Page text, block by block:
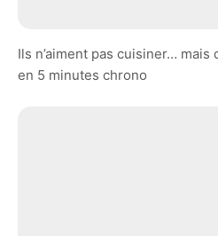
Ils n’aiment pas cuisiner…
en 5 minutes chrono